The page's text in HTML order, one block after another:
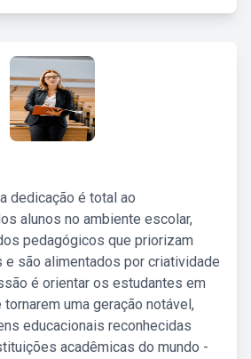
dedicação é total ao
alunos no ambiente escolar,
pedagógicos que priorizam
e são alimentados por criatividade
é orientar os estudantes em
tornarem uma geração notável,
educacionais reconhecidas
acadêmicas do mundo -